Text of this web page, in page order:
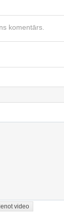
komentārs.
video